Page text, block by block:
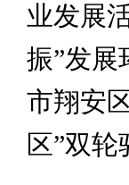
业发展
振”发展
市翔安
区”双轮